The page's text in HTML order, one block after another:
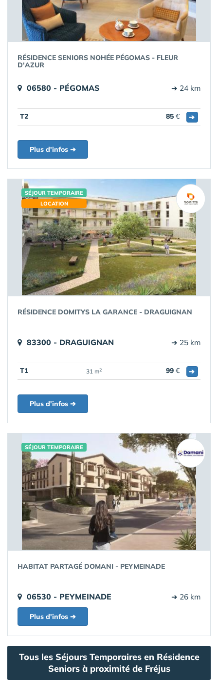
RÉSIDENCE SENIORS NOHÉE PÉGOMAS - FLEUR
D'AZUR
06580 - PÉGOMAS ➔ 24 km
T2 85 € ➔
Plus d'infos ➔
SÉJOUR TEMPORAIRE
LOCATION
RÉSIDENCE DOMITYS LA GARANCE - DRAGUIGNAN
83300 - DRAGUIGNAN ➔ 25 km
T1 31 m2 99 € ➔
Plus d'infos ➔
SÉJOUR TEMPORAIRE
HABITAT PARTAGÉ DOMANI - PEYMEINADE
06530 - PEYMEINADE ➔ 26 km
Plus d'infos ➔
Tous les Séjours Temporaires en Résidence
Seniors à proximité de Fréjus